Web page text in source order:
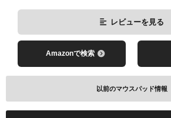
Amazonで検索
レビューを見る
Amazonで検索
以前のマウスパッド情報